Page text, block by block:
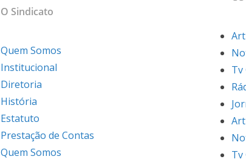
O Sindicato
Quem Somos
Institucional
Diretoria
História
Estatuto
Prestação de Contas
Quem Somos
Tv
Tv